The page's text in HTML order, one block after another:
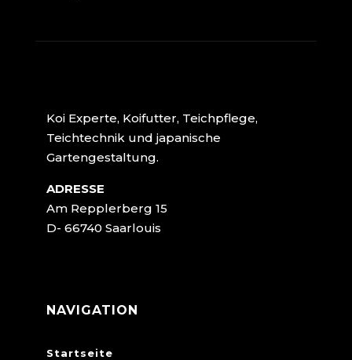
Koi Experte, Koifutter, Teichpflege,
Teichtechnik und japanische
Gartengestaltung.
ADRESSE
Am Repplerberg 15
D- 66740 Saarlouis
NAVIGATION
Startseite